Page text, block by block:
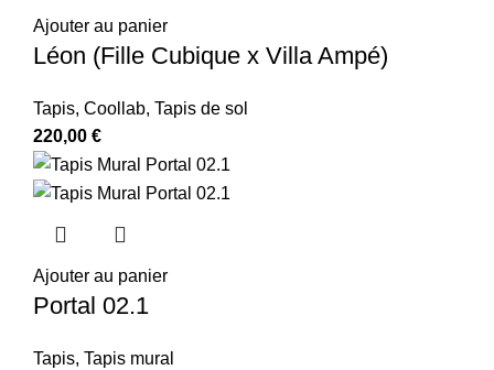
Ajouter au panier
Léon (Fille Cubique x Villa Ampé)
Tapis, Coollab, Tapis de sol
220,00 €
Ajouter au panier
Portal 02.1
Tapis, Tapis mural